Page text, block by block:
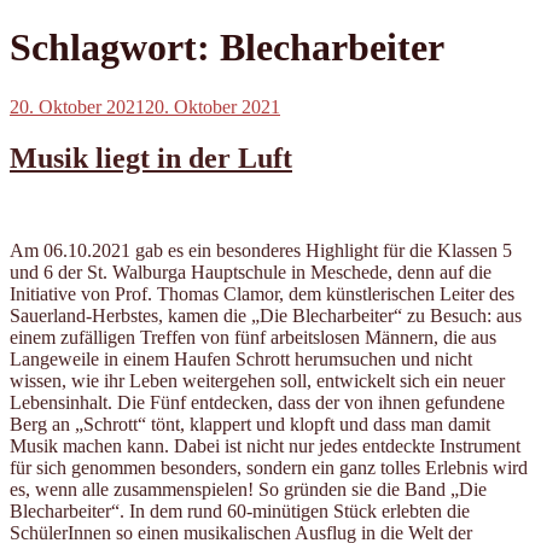
Schlagwort: Blecharbeiter
Veröffentlicht
20. Oktober 2021 20. Oktober 2021
Musik liegt in der Luft
Am 06.10.2021 gab es ein besonderes Highlight für die Klassen 5
und 6 der St. Walburga Hauptschule in Meschede, denn auf die
Initiative von Prof. Thomas Clamor, dem künstlerischen Leiter des
Sauerland-Herbstes, kamen die „Die Blecharbeiter“ zu Besuch: aus
einem zufälligen Treffen von fünf arbeitslosen Männern, die aus
Langeweile in einem Haufen Schrott herumsuchen und nicht
wissen, wie ihr Leben weitergehen soll, entwickelt sich ein neuer
Lebensinhalt. Die Fünf entdecken, dass der von ihnen gefundene
Berg an „Schrott“ tönt, klappert und klopft und dass man damit
Musik machen kann. Dabei ist nicht nur jedes entdeckte Instrument
für sich genommen besonders, sondern ein ganz tolles Erlebnis wird
es, wenn alle zusammenspielen! So gründen sie die Band „Die
Blecharbeiter“. In dem rund 60-minütigen Stück erlebten die
SchülerInnen so einen musikalischen Ausflug in die Welt der